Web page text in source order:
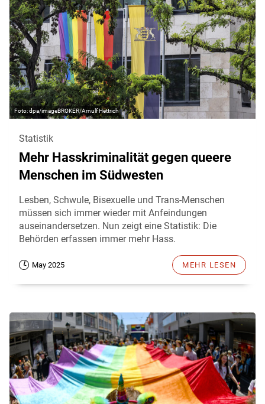
dpa/imageBROKER/Arnulf Hettrich
Statistik
Mehr Hasskriminalität gegen queere
Menschen im Südwesten
Lesben, Schwule, Bisexuelle und Trans-Menschen
müssen sich immer wieder mit Anfeindungen
auseinandersetzen. Nun zeigt eine Statistik: Die
Behörden erfassen immer mehr Hass.
May 2025 MEHR LESEN